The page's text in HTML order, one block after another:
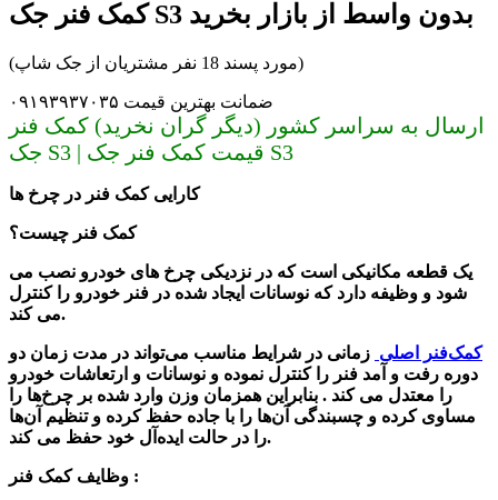
کمک فنر جک S3 بدون واسط از بازار بخرید
(مورد پسند 18 نفر مشتریان از جک شاپ)
ضمانت بهترین قیمت ۰۹۱۹۳۹۳۷۰۳۵
ارسال به سراسر کشور (دیگر گران نخرید) کمک فنر
جک S3 | قیمت کمک فنر جک S3
کارایی کمک فنر در چرخ ها
کمک فنر چیست؟
یک قطعه مکانیکی است که در نزدیکی چرخ های خودرو نصب می
شود و وظیفه دارد که نوسانات ایجاد شده در فنر خودرو را کنترل
می کند.
کمک‌فنر اصلی زمانی در شرایط مناسب می‌تواند در مدت زمان دو
دوره رفت و آمد فنر را کنترل نموده و نوسانات و ارتعاشات خودرو
را معتدل می کند . بنابراین همزمان وزن وارد شده بر چرخ‌ها را
مساوی کرده و چسبندگی آن‌ها را با جاده حفظ کرده و تنظیم آن‌ها
را در حالت ایده‌آل خود حفظ می کند.
وظایف کمک فنر :